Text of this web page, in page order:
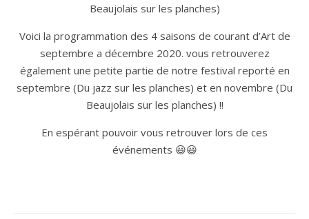
Beaujolais sur les planches)
Voici la programmation des 4 saisons de courant d’Art de
septembre a décembre 2020. vous retrouverez
également une petite partie de notre festival reporté en
septembre (Du jazz sur les planches) et en novembre (Du
Beaujolais sur les planches) !!
En espérant pouvoir vous retrouver lors de ces
événements 😃😃